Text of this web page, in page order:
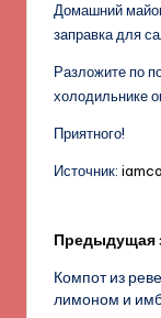
Домашний
заправка для
Разложите по
холодильнике
Приятного!
Источник:
Предыдущая
Компот из
лимоном и